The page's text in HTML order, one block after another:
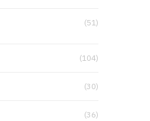
(51)
(104)
(30)
(36)